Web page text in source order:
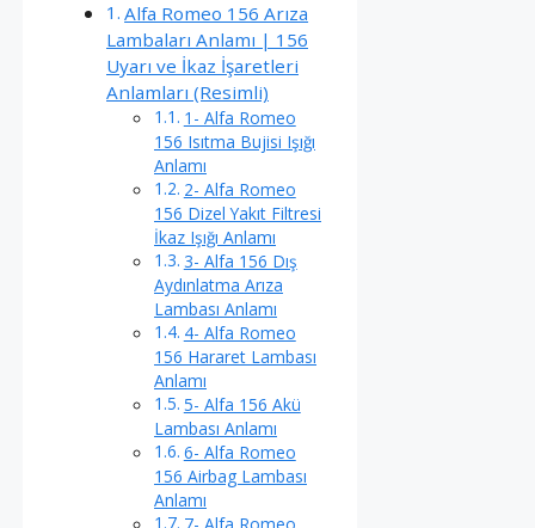
Alfa Romeo 156 Arıza
Lambaları Anlamı | 156
Uyarı ve İkaz İşaretleri
Anlamları (Resimli)
1- Alfa Romeo
156 Isıtma Bujisi Işığı
Anlamı
2- Alfa Romeo
156 Dizel Yakıt Filtresi
İkaz Işığı Anlamı
3- Alfa 156 Dış
Aydınlatma Arıza
Lambası Anlamı
4- Alfa Romeo
156 Hararet Lambası
Anlamı
5- Alfa 156 Akü
Lambası Anlamı
6- Alfa Romeo
156 Airbag Lambası
Anlamı